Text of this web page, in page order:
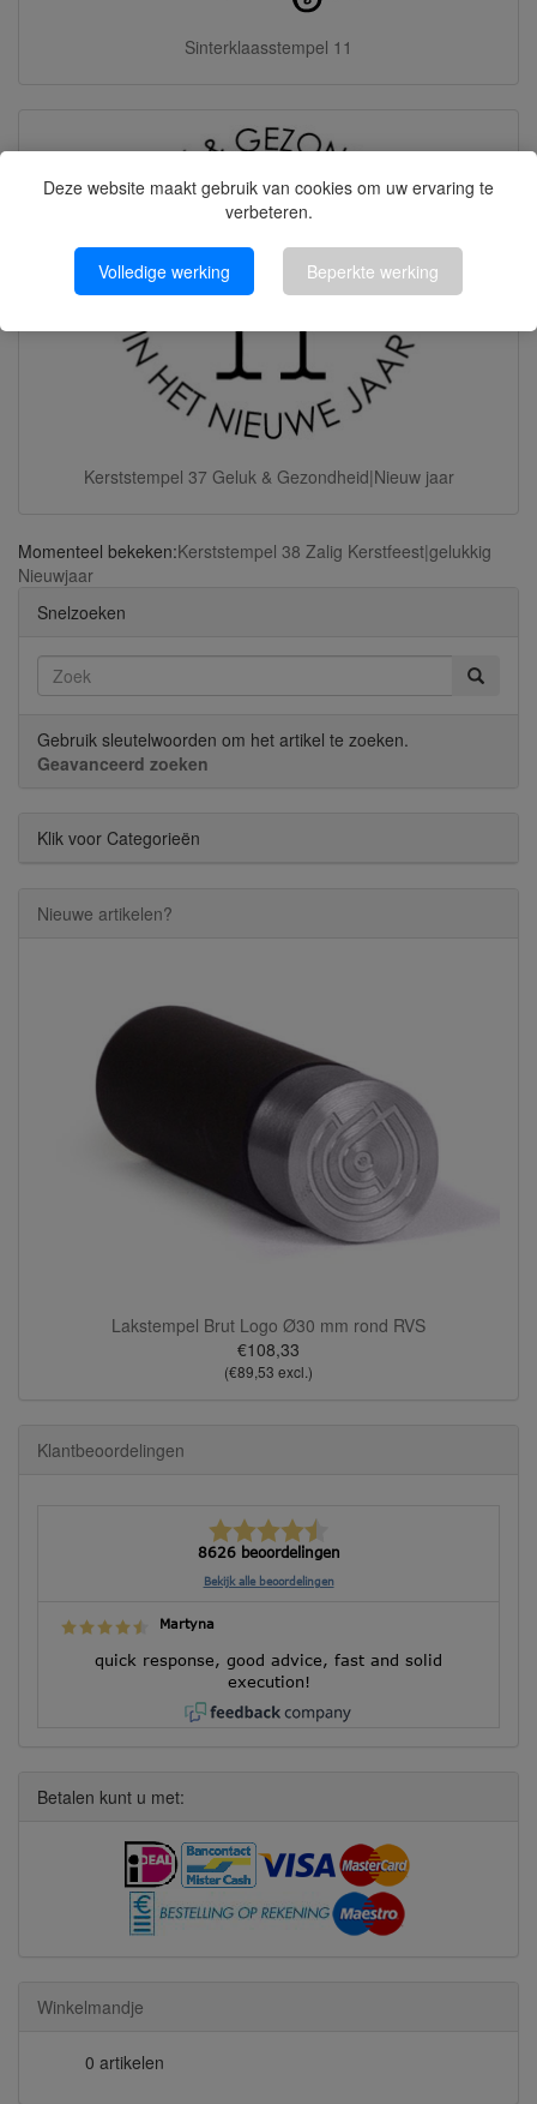
Deze website maakt gebruik van cookies om uw ervaring te
verbeteren.
Volledige werking Beperkte werking
Sinterklaasstempel 11
Kerststempel 37 Geluk & Gezondheid|Nieuw jaar
Momenteel bekeken:Kerststempel 38 Zalig Kerstfeest|gelukkig
Nieuwjaar
Snelzoeken
Gebruik sleutelwoorden om het artikel te zoeken.
Geavanceerd zoeken
Klik voor Categorieën
Nieuwe artikelen?
Lakstempel Brut Logo Ø30 mm rond RVS
€108,33
(€89,53 excl.)
Klantbeoordelingen
8626 beoordelingen
Bekijk alle beoordelingen
Martyna
quick response, good advice, fast and solid
execution!
Betalen kunt u met:
Winkelmandje
0 artikelen